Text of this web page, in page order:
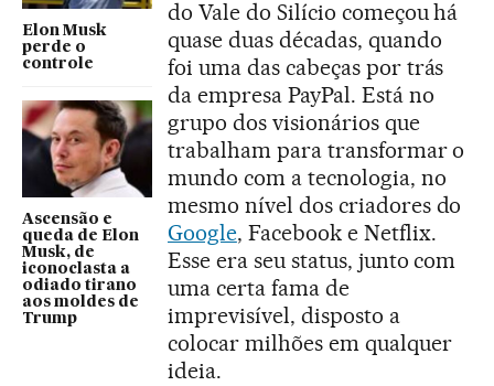
Elon Musk
perde o
controle
Ascensão e
queda de Elon
Musk, de
iconoclasta a
odiado tirano
aos moldes de
Trump
do Vale do Silício começou há
quase duas décadas, quando
foi uma das cabeças por trás
da empresa PayPal. Está no
grupo dos visionários que
trabalham para transformar o
mundo com a tecnologia, no
mesmo nível dos criadores do
Google, Facebook e Netflix.
Esse era seu status, junto com
uma certa fama de
imprevisível, disposto a
colocar milhões em qualquer
ideia.